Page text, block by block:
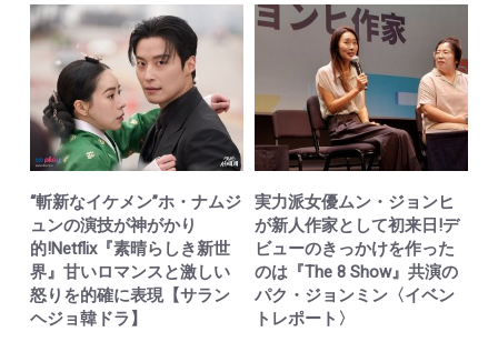
“斬新なイケメン”ホ・ナムジ
ュンの演技が神がかり
的!Netflix『素晴らしき新世
界』甘いロマンスと激しい
怒りを的確に表現【サラン
ヘジョ韓ドラ】
実力派女優ムン・ジョンヒ
が新人作家として初来日!デ
ビューのきっかけを作った
のは『The 8 Show』共演の
パク・ジョンミン〈イベン
トレポート〉